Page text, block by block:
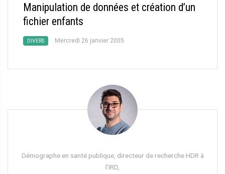
Manipulation de données et création d’un
fichier enfants
DIVERS Mercredi 26 janvier 2005
Démographe en santé publique, directeur de recherche HDR à
l’IRD,